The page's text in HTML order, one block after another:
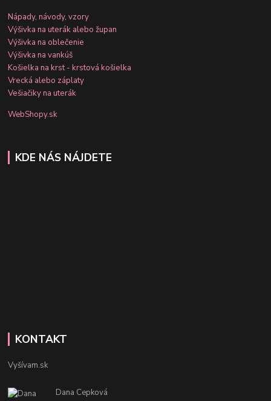
Nápady, návody, vzory
Výšivka na uterák alebo župan
Výšivka na oblečenie
Výšivka na vankúš
Košielka na krst - krstová košielka
Vrecká alebo záplaty
Vešiačiky na uterák
WebShopy.sk
KDE NÁS NÁJDETE
KONTAKT
Vyšívam.sk
Dana Cepková